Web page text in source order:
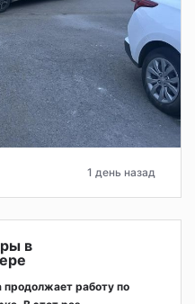
1 день назад
в
продолжает работу по